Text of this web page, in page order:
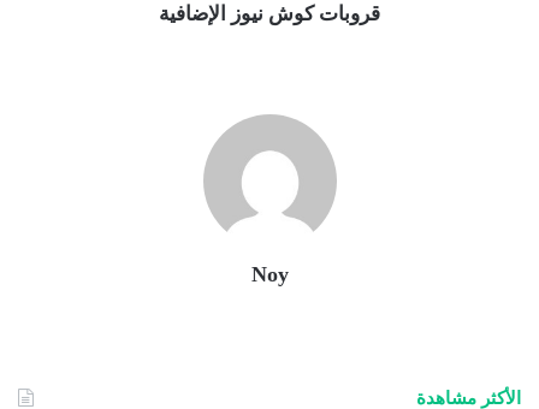
قروبات كوش نيوز الإضافية
Noy
الأكثر مشاهدة